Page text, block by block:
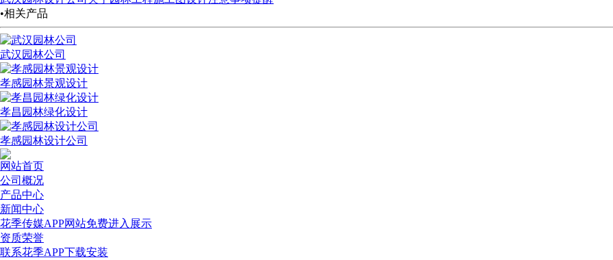
•相关产品
武汉园林公司
孝感园林景观设计
孝昌园林绿化设计
孝感园林设计公司
网站首页
公司概况
产品中心
新闻中心
花季传媒APP网站免费进入展示
资质荣誉
联系花季APP下载安装